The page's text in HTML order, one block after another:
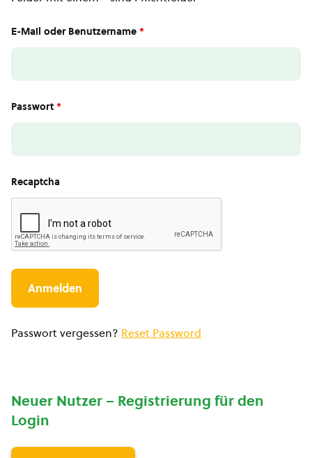
E-Mail oder Benutzername *
Passwort *
Recaptcha
Passwort vergessen? Reset Password
Neuer Nutzer – Registrierung für den
Login